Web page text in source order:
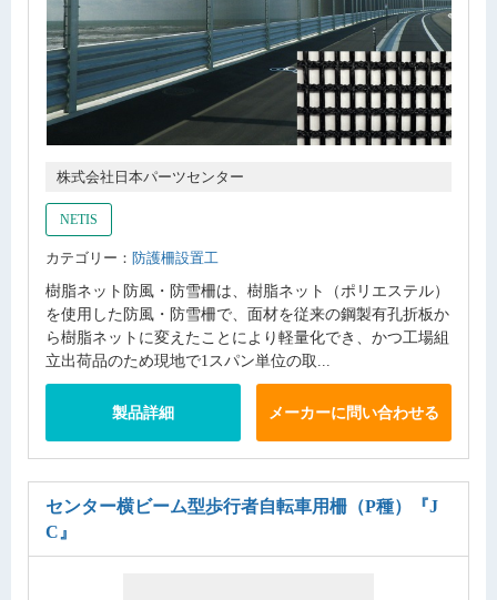
株式会社日本パーツセンター
NETIS
カテゴリー： 防護柵設置工
樹脂ネット防風・防雪柵は、樹脂ネット（ポリエステル）
を使用した防風・防雪柵で、面材を従来の鋼製有孔折板か
ら樹脂ネットに変えたことにより軽量化でき、かつ工場組
立出荷品のため現地で1スパン単位の取...
製品詳細 メーカーに問い合わせる
センター横ビーム型歩行者自転車用柵（P種）
『J
C』